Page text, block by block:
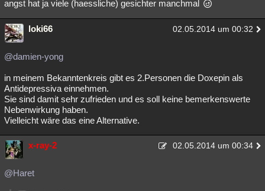
angst hat ja viele (haessliche) gesichter manchmal
loki66 02.05.2014 um 00:32
@damien-yong
in meinem Bekanntenkreis gibt es 2.Personen die Doxepin als
Antidepressiva einnehmen.
Sie sind damit sehr zufrieden und es soll keine bemerkenswerte
Nebenwirkung haben.
Vielleicht wäre das eine Alternative.
x-ray-2 02.05.2014 um 00:34
@Haret